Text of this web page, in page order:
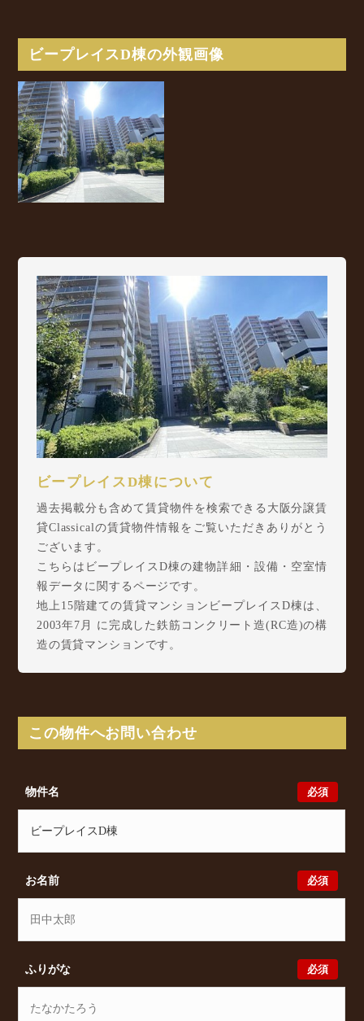
ビープレイスD棟の外観画像
ビープレイスD棟について
過去掲載分も含めて賃貸物件を検索できる大阪分譲賃
貸Classicalの賃貸物件情報をご覧いただきありがとう
ございます。
こちらはビープレイスD棟の建物詳細・設備・空室情
報データに関するページです。
地上15階建ての賃貸マンションビープレイスD棟は、
2003年7月 に完成した鉄筋コンクリート造(RC造)の構
造の賃貸マンションです。
鶴見駅 徒歩22分 からアクセスが可能となっておりま
す。
め、横堤2丁目5-55周辺エリアで賃貸物件・マンショ
ンをお探しでしたら、ぜひ大阪分譲賃貸Classicalまで
Classicalでは、お問い合わせ以外にも来店予約及びオ
件をいただきましたら、プロの目線からおすすめの賃
貸物件をご提案いたします。
この物件へお問い合わせ
必須
物件名
必須
お名前
必須
ふりがな